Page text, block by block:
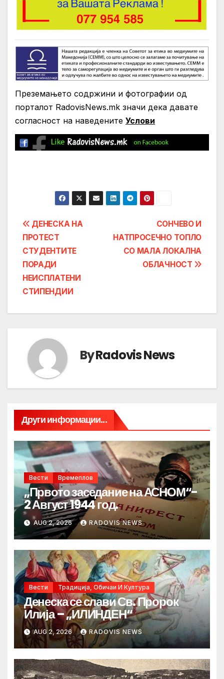
Преземањето содржини и фотографии од
порталот RadovisNews.mk значи дека давате
согласност на нaведените Услови
Post
navigation
СОНЧЕВО И
НАТПРОСЕЧНО ТОПЛО
СО МАЛА ЛОКАЛНА
ОБЛАЧНОСТ
ДЕНЕСКА НА
ПРОТЕСТ
СТУДЕНТИТЕ
ПОРАДИ
НЕИСПЛАТЕНИ
СТИПЕНДИИ
ByRadovis News
Други информации...
Вести Времеплов
„Првото заседание на АСНОМ“-
2 Август 1944 год.
AUG 2, 2026 RADOVIS NEWS
Вести Традиција, Обичаи И Култура
Денеска се слави Св. Пророк
Илија – „ИЛИНДЕН“
AUG 2, 2026 RADOVIS NEWS